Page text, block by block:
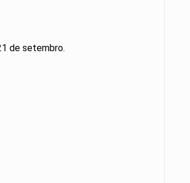
de setembro.